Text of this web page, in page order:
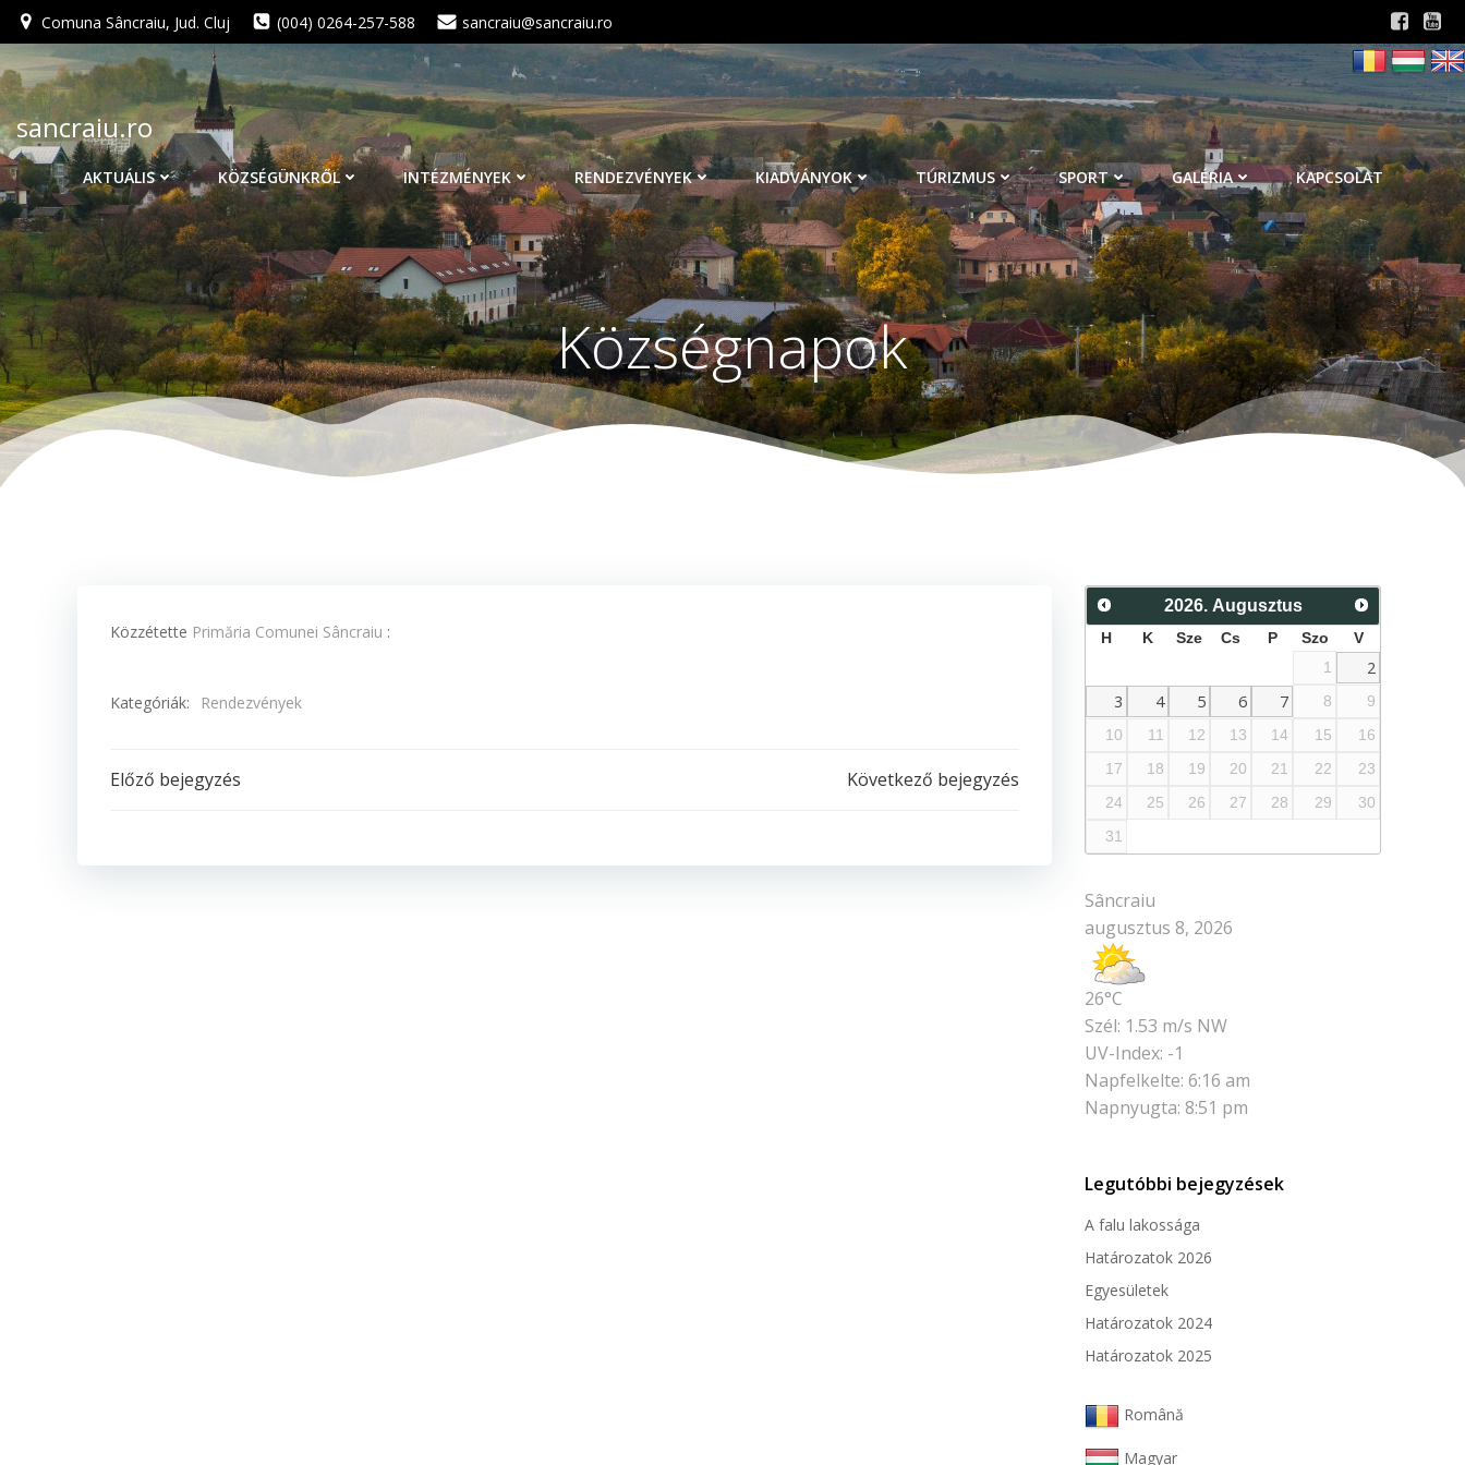
Skip
to
content
Comuna Sâncraiu, Jud. Cluj (004) 0264-257-588 sancraiu@sancraiu.ro
sancraiu.ro
AKTUÁLIS KÖZSÉGÜNKRŐL INTÉZMÉNYEK RENDEZVÉNYEK KIADVÁNYOK TURIZMUS SPORT GALÉRIA KAPCSOLAT
Községnapok
Közzétette Primăria Comunei Sâncraiu :
Kategóriák: Rendezvények
Post
Előző bejegyzés Következő bejegyzés
2026. Augusztus
H K Sze Cs P Szo
V
1
2
3
4 5 6 7 8
9
10
11 12 13 14 15
16
17
18 19 20 21 22
23
24
25 26 27 28 29
30
31
Sâncraiu
augusztus 8, 2026
26°C
Szél: 1.53 m/s NW
UV-Index: -1
Napfelkelte: 6:16 am
Napnyugta: 8:51 pm
Legutóbbi bejegyzések
A falu lakossága
Határozatok 2026
Egyesületek
Határozatok 2024
Határozatok 2025
Română
Magyar